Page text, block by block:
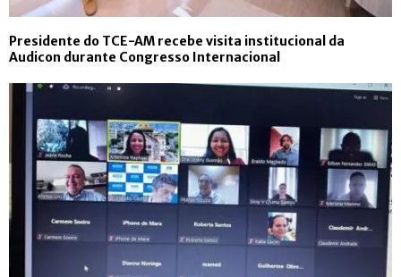
Presidente do TCE-AM recebe visita institucional da
Audicon durante Congresso Internacional